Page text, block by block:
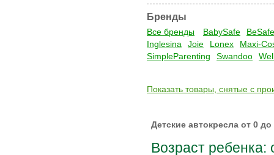
Бренды
Все бренды BabySafe
BeSafe
Inglesina
Joie Lonex
Maxi-
SimpleParenting
Swandoo
Показать товары, снятые с
Детские автокресла от 0
Возраст ребенка: